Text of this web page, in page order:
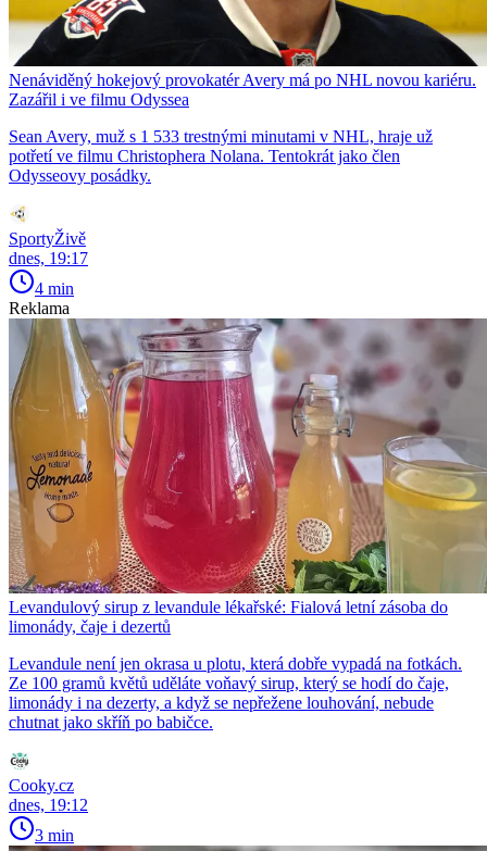
Nenáviděný hokejový provokatér Avery má po NHL novou kariéru.
Zazářil i ve filmu Odyssea
Sean Avery, muž s 1 533 trestnými minutami v NHL, hraje už
potřetí ve filmu Christophera Nolana. Tentokrát jako člen
Odysseovy posádky.
SportyŽivě
dnes, 19:17
4 min
Reklama
Levandulový sirup z levandule lékařské: Fialová letní zásoba do
limonády, čaje i dezertů
Levandule není jen okrasa u plotu, která dobře vypadá na fotkách.
Ze 100 gramů květů uděláte voňavý sirup, který se hodí do čaje,
limonády i na dezerty, a když se nepřežene louhování, nebude
chutnat jako skříň po babičce.
Cooky.cz
dnes, 19:12
3 min